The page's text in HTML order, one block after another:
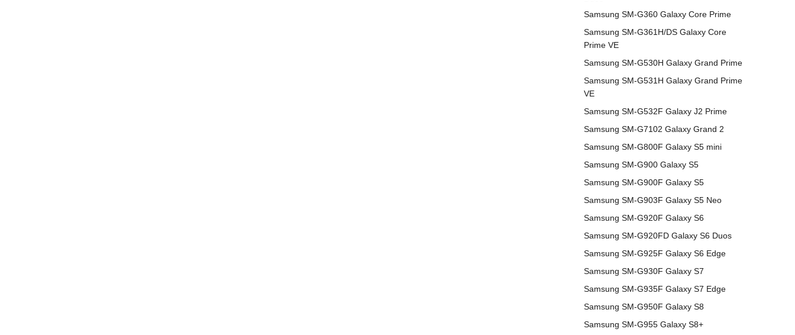
Samsung SM-G360 Galaxy Core Prime
Samsung SM-G361H/DS Galaxy Core
Prime VE
Samsung SM-G530H Galaxy Grand Prime
Samsung SM-G531H Galaxy Grand Prime
VE
Samsung SM-G532F Galaxy J2 Prime
Samsung SM-G7102 Galaxy Grand 2
Samsung SM-G800F Galaxy S5 mini
Samsung SM-G900 Galaxy S5
Samsung SM-G900F Galaxy S5
Samsung SM-G903F Galaxy S5 Neo
Samsung SM-G920F Galaxy S6
Samsung SM-G920FD Galaxy S6 Duos
Samsung SM-G925F Galaxy S6 Edge
Samsung SM-G930F Galaxy S7
Samsung SM-G935F Galaxy S7 Edge
Samsung SM-G950F Galaxy S8
Samsung SM-G955 Galaxy S8+